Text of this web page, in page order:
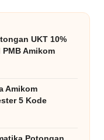
UKT 10%
PMB Amikom
Amikom
5 Kode